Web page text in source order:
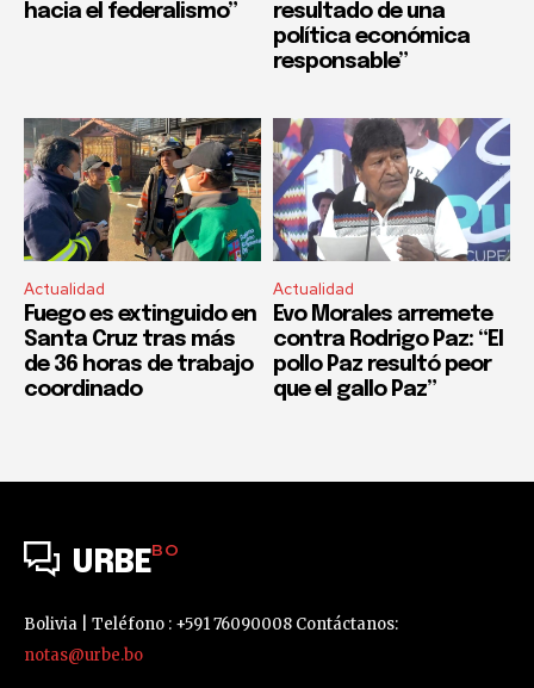
hacia el federalismo”
resultado de una
política económica
responsable”
Actualidad
Fuego es extinguido en
Santa Cruz tras más
de 36 horas de trabajo
coordinado
Actualidad
Evo Morales arremete
contra Rodrigo Paz: “El
pollo Paz resultó peor
que el gallo Paz”
URBEBO
Bolivia | Teléfono : +591 76090008 Contáctanos:
notas@urbe.bo